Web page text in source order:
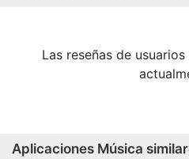
Las reseñas de
Aplicaciones Música